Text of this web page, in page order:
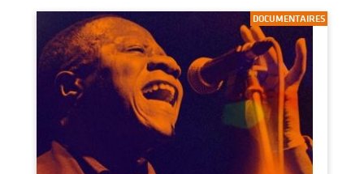
DOCUMENTAIRES